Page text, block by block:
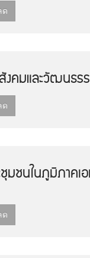
ด
คมและวัฒนธร
ด
นในภูมิภาคเอ
ด